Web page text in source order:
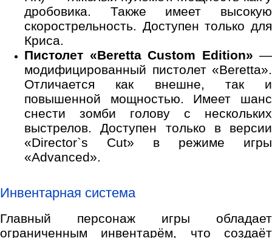
дробовика. Также имеет высокую
скорострельность. Доступен только для
Криса.
Пистолет «Beretta Custom Edition» —
модифицированный пистолет «Beretta».
Отличается как внешне, так и
повышенной мощностью. Имеет шанс
снести зомби голову с нескольких
выстрелов. Доступен только в версии
«Director`s Cut» в режиме игры
«Advanced».
Инвентарная система
Главный персонаж игры обладает
ограниченным инвентарём, что создаёт